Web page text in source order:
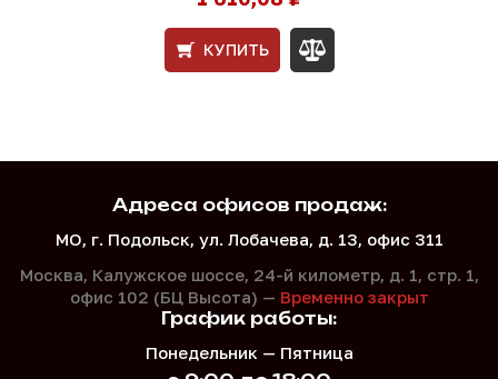
КУПИТЬ
Адреса офисов продаж:
МО, г. Подольск, ул. Лобачева, д. 13, офис 311
Москва, Калужское шоссе, 24-й километр, д. 1, стр. 1,
офис 102 (БЦ Высота) — Временно закрыт
График работы:
Понедельник — Пятница